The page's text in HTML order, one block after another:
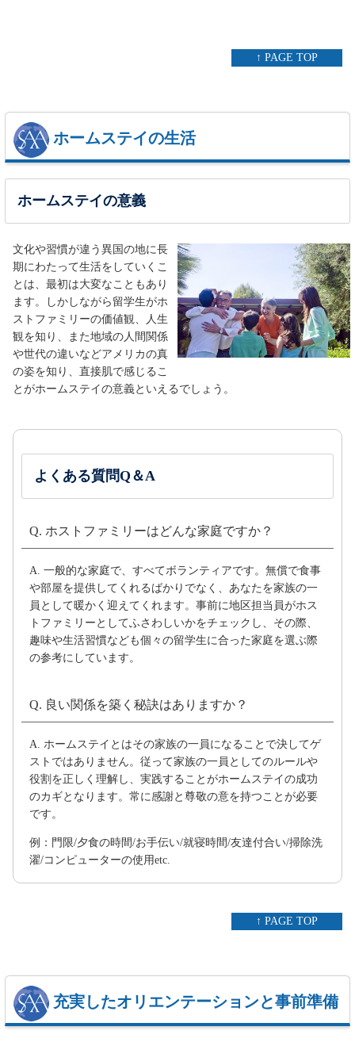
↑ PAGE TOP
ホームステイの生活
ホームステイの意義
文化や習慣が違う異国の地に長
期にわたって生活をしていくこ
とは、最初は大変なこともあり
ます。しかしながら留学生がホ
ストファミリーの価値観、人生
観を知り、また地域の人間関係
や世代の違いなどアメリカの真
の姿を知り、直接肌で感じるこ
とがホームステイの意義といえるでしょう。
よくある質問Q＆A
Q. ホストファミリーはどんな家庭ですか？
A. 一般的な家庭で、すべてボランティアです。無償で食事
や部屋を提供してくれるばかりでなく、あなたを家族の一
員として暖かく迎えてくれます。事前に地区担当員がホス
トファミリーとしてふさわしいかをチェックし、その際、
趣味や生活習慣なども個々の留学生に合った家庭を選ぶ際
の参考にしています。
Q. 良い関係を築く秘訣はありますか？
A. ホームステイとはその家族の一員になることで決してゲ
ストではありません。従って家族の一員としてのルールや
役割を正しく理解し、実践することがホームステイの成功
のカギとなります。常に感謝と尊敬の意を持つことが必要
です。
例：門限/夕食の時間/お手伝い/就寝時間/友達付合い/掃除洗
濯/コンピューターの使用etc.
↑ PAGE TOP
充実したオリエンテーションと事前準備